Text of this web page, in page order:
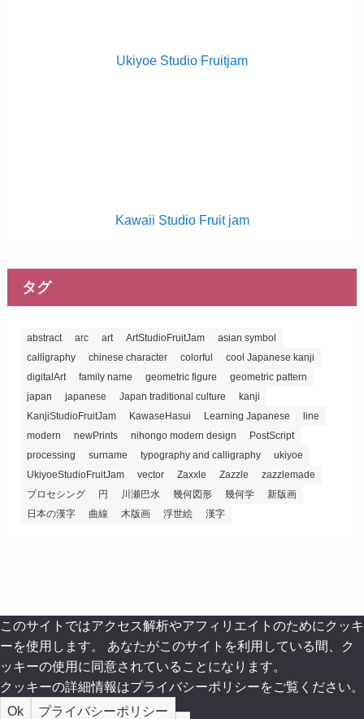
Ukiyoe Studio Fruitjam
Kawaii Studio Fruit jam
タグ
abstract arc art ArtStudioFruitJam
asian symbol
calligraphy
chinese character colorful
cool Japanese kanji
digitalArt
family name geometric figure
geometric pattern
japan
japanese Japan traditional culture
kanji
KanjiStudioFruitJam
KawaseHasui Learning Japanese
line
modern
newPrints nihongo modern design
PostScript
processing
surname typography and calligraphy
ukiyoe
UkiyoeStudioFruitJam
vector Zaxxle Zazzle
zazzlemade
プロセシング
円 川瀬巴水 幾何図形 幾何学
新版画
日本の漢字
曲線 木版画 浮世絵 漢字
このサイトではアクセス解析やアフィリエイトのためにクッキ
ーを使用します。 あなたがこのサイトを利用している間、ク
ッキーの使用に同意されていることになります。
クッキーの詳細情報はプライバシーポリシーをご覧ください。
Ok
プライバシーポリシー